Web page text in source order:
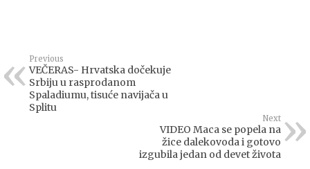
Previous
VEČERAS- Hrvatska dočekuje
Srbiju u rasprodanom
Spaladiumu, tisuće navijača u
Splitu
Next
VIDEO Maca se popela na
žice dalekovoda i gotovo
izgubila jedan od devet života